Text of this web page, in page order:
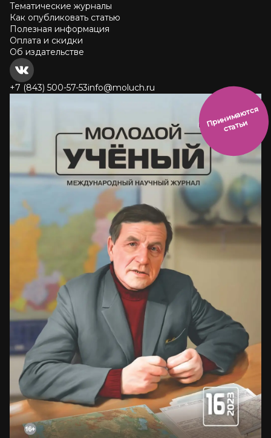
Тематические журналы
Как опубликовать статью
Полезная информация
Оплата и скидки
Об издательстве
+7 (843) 500-57-53info@moluch.ru
П
р
и
н
и
м
а
ют
с
я
ст
ать
и